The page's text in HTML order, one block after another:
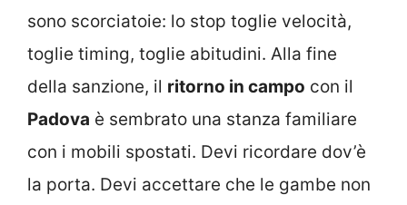
sono scorciatoie: lo stop toglie velocità,
toglie timing, toglie abitudini. Alla fine
della sanzione, il ritorno in campo con il
Padova è sembrato una stanza familiare
con i mobili spostati. Devi ricordare dov’è
la porta. Devi accettare che le gambe non